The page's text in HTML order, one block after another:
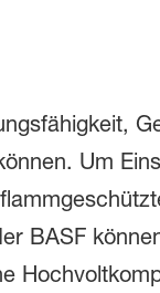
Um
BASF